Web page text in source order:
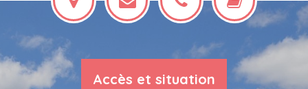
Accès et situation